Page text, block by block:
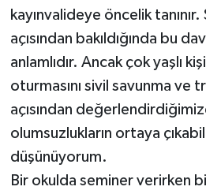
kayınvalideye öncelik
açısından bakıldığında bu
anlamlıdır. Ancak çok yaşlı
oturmasını sivil savunma ve
açısından
olumsuzlukların ortaya
düşünüyorum.
Bir okulda seminer verirken
OTOPARK
TEKNOLOJİ